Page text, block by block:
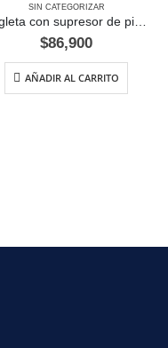
SIN CATEGORIZAR
Regleta con supresor de picos, 6 salidas 5 metros
$86,900
AÑADIR AL CARRITO